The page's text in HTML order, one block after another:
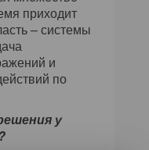
приходит
– системы
и
по
у